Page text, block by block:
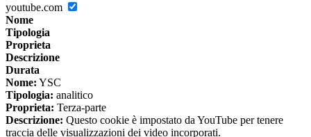
youtube.com
Nome
Tipologia
Proprieta
Descrizione
Durata
Nome: YSC
Tipologia: analitico
Proprieta: Terza-parte
Descrizione: Questo cookie è impostato da YouTube per tenere
traccia delle visualizzazioni dei video incorporati.